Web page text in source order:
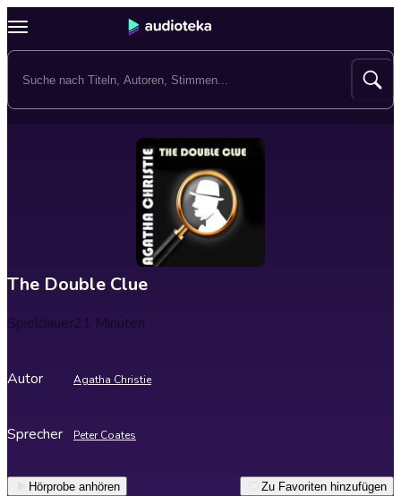
The Double Clue
Spieldauer21 Minuten
Autor Agatha Christie
Sprecher Peter Coates
Hörprobe anhören Zu Favoriten hinzufügen